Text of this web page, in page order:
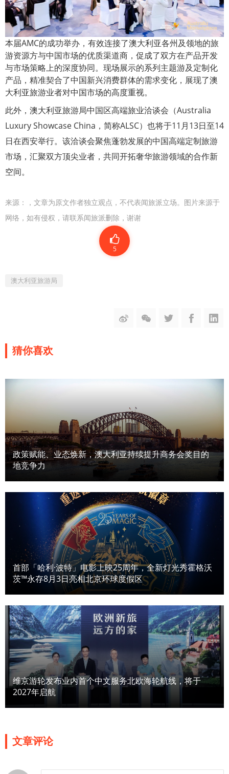
本届AMC的成功举办，有效连接了澳大利亚各州及领地的旅
游资源方与中国市场的优质渠道商，促成了双方在产品开发
与市场策略上的深度协同。现场展示的系列主题游及定制化
产品，精准契合了中国新兴消费群体的需求变化，展现了澳
大利亚旅游业者对中国市场的高度重视。
此外，澳大利亚旅游局中国区高端旅业洽谈会（Australia
Luxury Showcase China，简称ALSC）也将于11月13日至14
日在西安举行。该洽谈会聚焦蓬勃发展的中国高端定制旅游
市场，汇聚双方顶尖业者，共同开拓奢华旅游领域的合作新
空间。
来源：
，文章为原文作者独立观点，不代表闻旅派立场。图片来源于
网络，如有侵权，请联系闻旅派删除，谢谢
5
澳大利亚旅游局
猜你喜欢
政策赋能、业态焕新，澳大利亚持续提升商务会奖目的
地竞争力
首部「哈利·波特」电影上映25周年，全新灯光秀霍格沃
茨™永存8月3日亮相北京环球度假区
维京游轮发布业内首个中文服务北欧海轮航线，将于
2027年启航
文章评论